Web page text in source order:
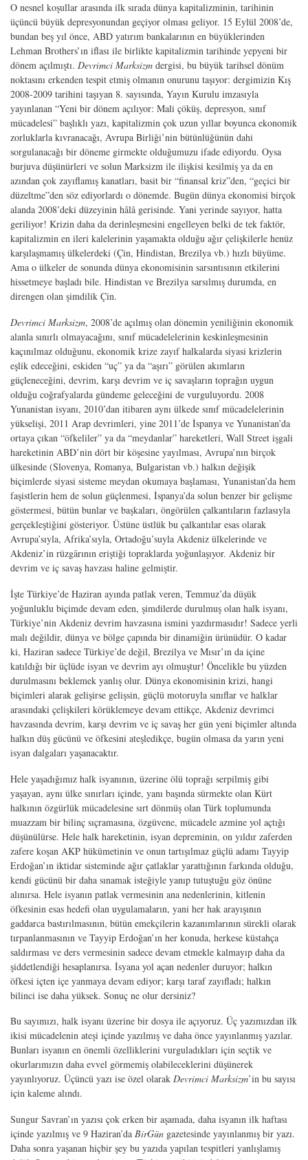
O nesnel koşullar arasında ilk sırada dünya kapitalizminin, tarihinin
üçüncü büyük depresyonundan geçiyor olması geliyor. 15 Eylül 2008’de,
bundan beş yıl önce, ABD yatırım bankalarının en büyüklerinden
Lehman Brothers’ın iflası ile birlikte kapitalizmin tarihinde yepyeni bir
dönem açılmıştı. Devrimci Marksizm dergisi, bu büyük tarihsel dönüm
noktasını erkenden tespit etmiş olmanın onurunu taşıyor: dergimizin Kış
2008-2009 tarihini taşıyan 8. sayısında, Yayın Kurulu imzasıyla
yayınlanan “Yeni bir dönem açılıyor: Mali çöküş, depresyon, sınıf
mücadelesi” başlıklı yazı, kapitalizmin çok uzun yıllar boyunca ekonomik
zorluklarla kıvranacağı, Avrupa Birliği’nin bütünlüğünün dahi
sorgulanacağı bir döneme girmekte olduğumuzu ifade ediyordu. Oysa
burjuva düşünürleri ve solun Marksizm ile ilişkisi kesilmiş ya da en
azından çok zayıflamış kanatları, basit bir “finansal kriz”den, “geçici bir
düzeltme”den söz ediyorlardı o dönemde. Bugün dünya ekonomisi birçok
alanda 2008’deki düzeyinin hâlâ gerisinde. Yani yerinde sayıyor, hatta
geriliyor! Krizin daha da derinleşmesini engelleyen belki de tek faktör,
kapitalizmin en ileri kalelerinin yaşamakta olduğu ağır çelişkilerle henüz
karşılaşmamış ülkelerdeki (Çin, Hindistan, Brezilya vb.) hızlı büyüme.
Ama o ülkeler de sonunda dünya ekonomisinin sarsıntısının etkilerini
hissetmeye başladı bile. Hindistan ve Brezilya sarsılmış durumda, en
direngen olan şimdilik Çin.
Devrimci Marksizm, 2008’de açılmış olan dönemin yeniliğinin ekonomik
alanla sınırlı olmayacağını, sınıf mücadelelerinin keskinleşmesinin
kaçınılmaz olduğunu, ekonomik krize zayıf halkalarda siyasi krizlerin
eşlik edeceğini, eskiden “uç” ya da “aşırı” görülen akımların
güçleneceğini, devrim, karşı devrim ve iç savaşların toprağın uygun
olduğu coğrafyalarda gündeme geleceğini de vurguluyordu. 2008
Yunanistan isyanı, 2010’dan itibaren aynı ülkede sınıf mücadelelerinin
yükselişi, 2011 Arap devrimleri, yine 2011’de İspanya ve Yunanistan’da
ortaya çıkan “öfkeliler” ya da “meydanlar” hareketleri, Wall Street işgali
hareketinin ABD’nin dört bir köşesine yayılması, Avrupa’nın birçok
ülkesinde (Slovenya, Romanya, Bulgaristan vb.) halkın değişik
biçimlerde siyasi sisteme meydan okumaya başlaması, Yunanistan’da hem
faşistlerin hem de solun güçlenmesi, İspanya’da solun benzer bir gelişme
göstermesi, bütün bunlar ve başkaları, öngörülen çalkantıların fazlasıyla
gerçekleştiğini gösteriyor. Üstüne üstlük bu çalkantılar esas olarak
Avrupa’sıyla, Afrika’sıyla, Ortadoğu’suyla Akdeniz ülkelerinde ve
Akdeniz’in rüzgârının eriştiği topraklarda yoğunlaşıyor. Akdeniz bir
devrim ve iç savaş havzası haline gelmiştir.
İşte Türkiye’de Haziran ayında patlak veren, Temmuz’da düşük
yoğunluklu biçimde devam eden, şimdilerde durulmuş olan halk isyanı,
Türkiye’nin Akdeniz devrim havzasına ismini yazdırmasıdır! Sadece yerli
malı değildir, dünya ve bölge çapında bir dinamiğin ürünüdür. O kadar
ki, Haziran sadece Türkiye’de değil, Brezilya ve Mısır’ın da içine
katıldığı bir üçlüde isyan ve devrim ayı olmuştur! Öncelikle bu yüzden
durulmasını beklemek yanlış olur. Dünya ekonomisinin krizi, hangi
biçimleri alarak gelişirse gelişsin, güçlü motoruyla sınıflar ve halklar
arasındaki çelişkileri körüklemeye devam ettikçe, Akdeniz devrimci
havzasında devrim, karşı devrim ve iç savaş her gün yeni biçimler altında
halkın düş gücünü ve öfkesini ateşledikçe, bugün olmasa da yarın yeni
isyan dalgaları yaşanacaktır.
Hele yaşadığımız halk isyanının, üzerine ölü toprağı serpilmiş gibi
yaşayan, aynı ülke sınırları içinde, yanı başında sürmekte olan Kürt
halkının özgürlük mücadelesine sırt dönmüş olan Türk toplumunda
muazzam bir bilinç sıçramasına, özgüvene, mücadele azmine yol açtığı
düşünülürse. Hele halk hareketinin, isyan depreminin, on yıldır zaferden
zafere koşan AKP hükümetinin ve onun tartışılmaz güçlü adamı Tayyip
Erdoğan’ın iktidar sisteminde ağır çatlaklar yarattığının farkında olduğu,
kendi gücünü bir daha sınamak isteğiyle yanıp tutuştuğu göz önüne
alınırsa. Hele isyanın patlak vermesinin ana nedenlerinin, kitlenin
öfkesinin esas hedefi olan uygulamaların, yani her hak arayışının
gaddarca bastırılmasının, bütün emekçilerin kazanımlarının sürekli olarak
tırpanlanmasının ve Tayyip Erdoğan’ın her konuda, herkese küstahça
saldırması ve ders vermesinin sadece devam etmekle kalmayıp daha da
şiddetlendiği hesaplanırsa. İsyana yol açan nedenler duruyor; halkın
öfkesi içten içe yanmaya devam ediyor; karşı taraf zayıfladı; halkın
bilinci ise daha yüksek. Sonuç ne olur dersiniz?
Bu sayımızı, halk isyanı üzerine bir dosya ile açıyoruz. Üç yazımızdan ilk
ikisi mücadelenin ateşi içinde yazılmış ve daha önce yayınlanmış yazılar.
Bunları isyanın en önemli özelliklerini vurguladıkları için seçtik ve
okurlarımızın daha evvel görmemiş olabileceklerini düşünerek
yayınlıyoruz. Üçüncü yazı ise özel olarak Devrimci Marksizm’in bu sayısı
için kaleme alındı.
Sungur Savran’ın yazısı çok erken bir aşamada, daha isyanın ilk haftası
içinde yazılmış ve 9 Haziran’da BirGün gazetesinde yayınlanmış bir yazı.
Daha sonra yaşanan hiçbir şey bu yazıda yapılan tespitleri yanlışlamış